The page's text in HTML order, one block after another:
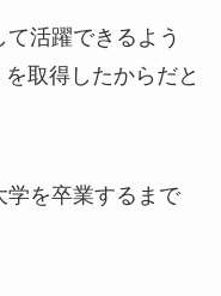
活躍できるよう
取得したからだと
学を卒業するまで